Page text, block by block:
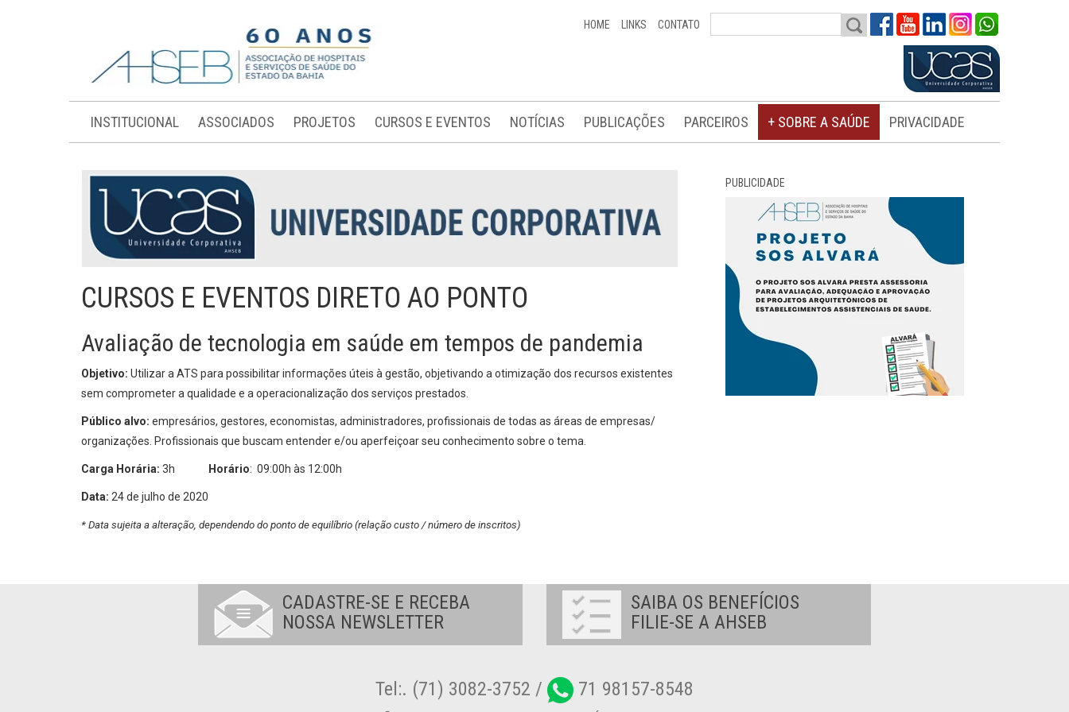
HOME LINKS CONTATO
INSTITUCIONAL ASSOCIADOS PROJETOS CURSOS E EVENTOS NOTÍCIAS PUBLICAÇÕES PARCEIROS + SOBRE A SAÚDE PRIVACIDADE
CURSOS E EVENTOS DIRETO AO PONTO
Avaliação de tecnologia em saúde em tempos de pandemia
Objetivo: Utilizar a ATS para possibilitar informações úteis à gestão, objetivando a otimização dos recursos existentes
sem comprometer a qualidade e a operacionalização dos serviços prestados.
Público alvo: empresários, gestores, economistas, administradores, profissionais de todas as áreas de empresas/
organizações. Profissionais que buscam entender e/ou aperfeiçoar seu conhecimento sobre o tema.
Carga Horária: 3h Horário: 09:00h às 12:00h
Data: 24 de julho de 2020
* Data sujeita a alteração, dependendo do ponto de equilíbrio (relação custo / número de inscritos)
PUBLICIDADE
CADASTRE-SE E RECEBA
NOSSA NEWSLETTER
SAIBA OS BENEFÍCIOS
FILIE-SE A AHSEB
Tel:. (71) 3082-3752 / 71 98157-8548